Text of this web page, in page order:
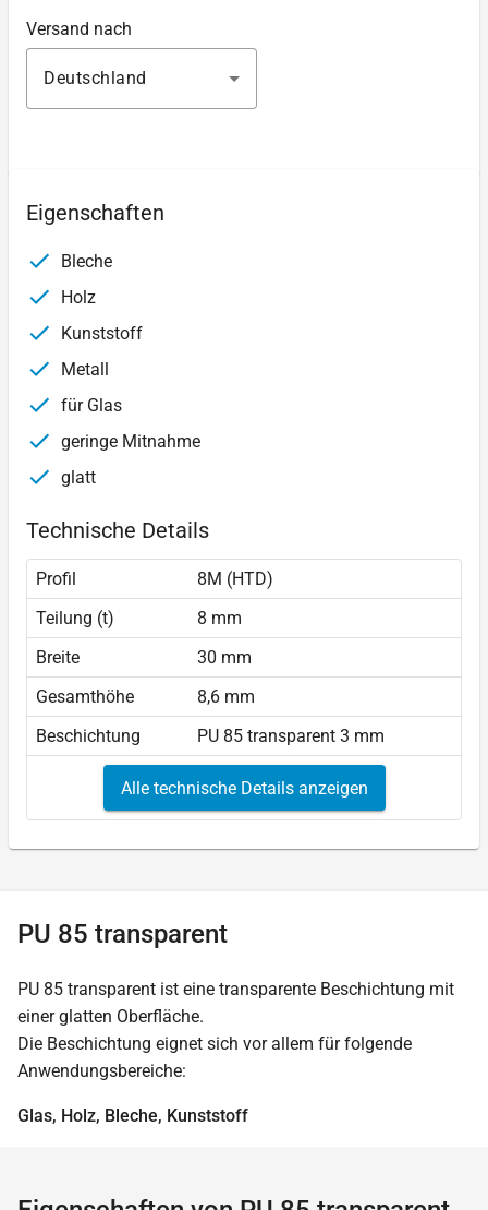
Versand nach
Deutschland
Eigenschaften
Bleche
Holz
Kunststoff
Metall
für Glas
geringe Mitnahme
glatt
Technische Details
Profil
8M (HTD)
Teilung (t)
8 mm
Breite
30 mm
Gesamthöhe
8,6 mm
Beschichtung
PU 85 transparent 3 mm
Alle technische Details anzeigen
PU 85 transparent
PU 85 transparent ist eine transparente Beschichtung mit
einer glatten Oberfläche.
Die Beschichtung eignet sich vor allem für folgende
Anwendungsbereiche:
Glas, Holz, Bleche, Kunststoff